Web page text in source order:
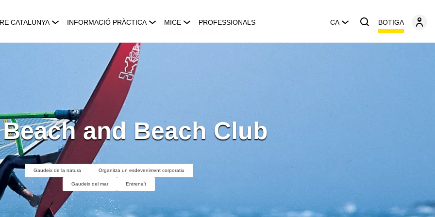
CATALUNYA INFORMACIÓ PRÀCTICA MICE PROFESSIONALS CA BOTIGA
and Beach Club
Gaudeix de la natura Organitza un esdeveniment corporatiu
Gaudeix del mar Entrena't